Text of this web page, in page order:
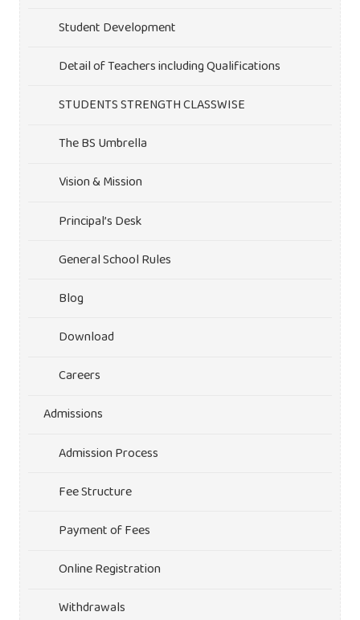
Student Development
Detail of Teachers including Qualifications
STUDENTS STRENGTH CLASSWISE
The BS Umbrella
Vision & Mission
Principal’s Desk
General School Rules
Blog
Download
Careers
Admissions
Admission Process
Fee Structure
Payment of Fees
Online Registration
Withdrawals